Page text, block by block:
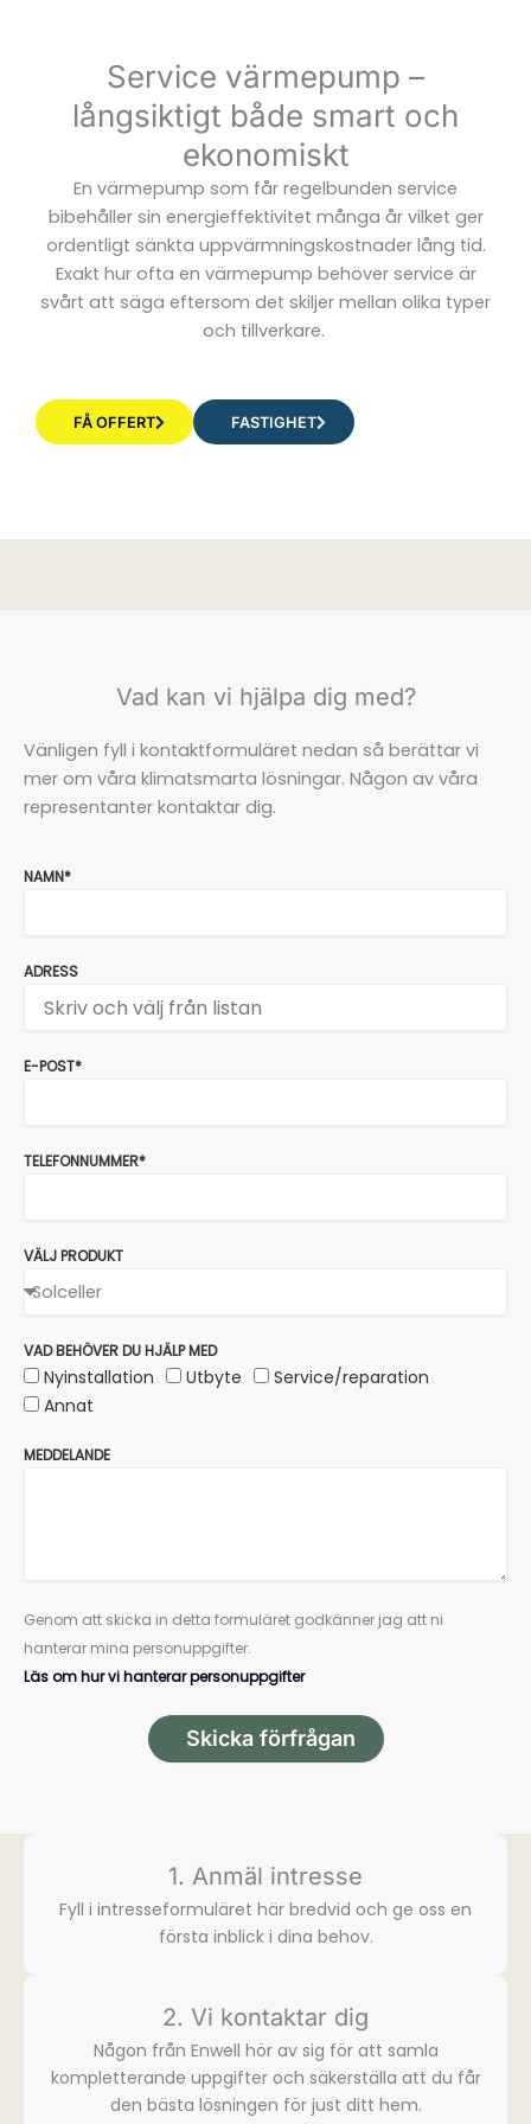
Service värmepump –
långsiktigt både smart och
ekonomiskt
En värmepump som får regelbunden service
bibehåller sin energieffektivitet många år vilket ger
ordentligt sänkta uppvärmningskostnader lång tid.
Exakt hur ofta en värmepump behöver service är
svårt att säga eftersom det skiljer mellan olika typer
och tillverkare.
FÅ OFFERT FASTIGHET
Vad kan vi hjälpa dig med?
Vänligen fyll i kontaktformuläret nedan så berättar vi
mer om våra klimatsmarta lösningar. Någon av våra
representanter kontaktar dig.
NAMN*
ADRESS
E-POST*
TELEFONNUMMER*
VÄLJ PRODUKT
VAD BEHÖVER DU HJÄLP MED
Nyinstallation Utbyte
Service/reparation
Annat
MEDDELANDE
Genom att skicka in detta formuläret godkänner jag att ni
hanterar mina personuppgifter.
Läs om hur vi hanterar personuppgifter
Skicka förfrågan
1. Anmäl intresse
Fyll i intresse­formuläret här bredvid och ge oss en
första inblick i dina behov.
2. Vi kontaktar dig
Någon från Enwell hör av sig för att samla
komplette­rande uppgifter och säkerställa att du får
den bästa lösningen för just ditt hem.